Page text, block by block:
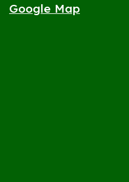
Google Map